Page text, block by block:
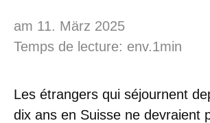
am 11. März 2025
Temps de lecture: env.1min
Les étrangers qui séjournent
dix ans en Suisse ne devraient